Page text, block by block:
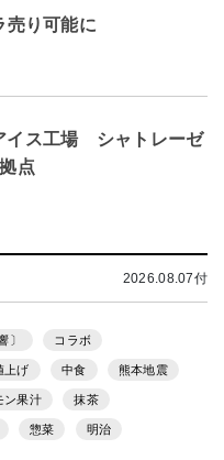
売り可能に
イス工場 シャトレーゼ
点
2026.08.07付
〕 コラボ
上げ 中食 熊本地震
ン果汁 抹茶
惣菜 明治